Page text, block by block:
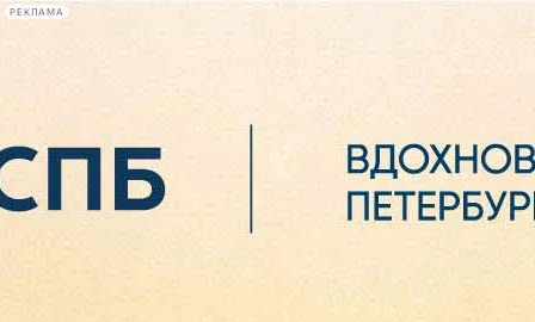
РЕКЛАМА
Сегодня:
2026.08.06
23:20